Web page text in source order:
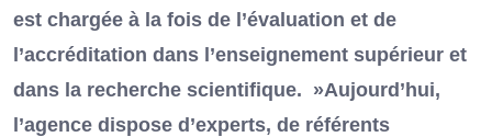
est chargée à la fois de l’évaluation et de
l’accréditation dans l’enseignement supérieur et
dans la recherche scientifique. »Aujourd’hui,
l’agence dispose d’experts, de référents